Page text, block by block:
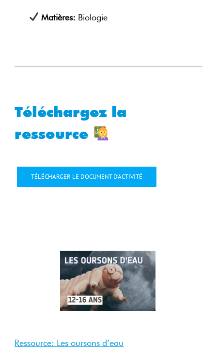
Matières: Biologie
Téléchargez la
ressource
TÉLÉCHARGER LE DOCUMENT D’ACTIVITÉ
Ressource: Les oursons d’eau